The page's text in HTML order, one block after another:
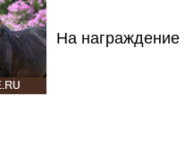
На награждение